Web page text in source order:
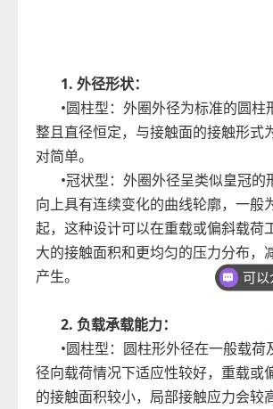
1. 外径形状：
•圆柱型：外圈外径为标准的圆柱
整且直径恒定，与接触面的接触形式
对简单。
•冠状型：外圈外径呈类似皇冠的
向上具有连续变化的曲线轮廓，一般
起，这种设计可以在重载或偏斜载荷
大的接触面积和更均匀的压力分布，
产生。
2. 负载承载能力：
•圆柱型：圆柱形外径在一般载荷
径向载荷情况下适应性较好，重载或
的接触面积较小，局部接触应力会较高